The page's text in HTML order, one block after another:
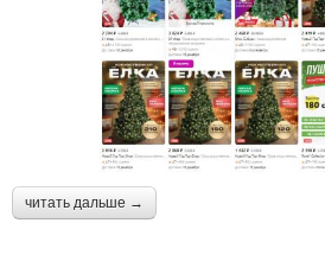
читать дальше →